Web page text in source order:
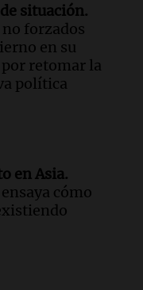
situación.
forzados
en su
retomar la
política
en Asia.
cómo